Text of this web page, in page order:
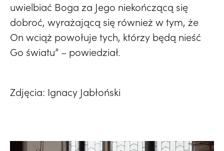
uwielbiać Boga za Jego niekończącą się
dobroć, wyrażającą się również w tym, że
On wciąż powołuje tych, którzy będą nieść
Go światu” – powiedział.
Zdjęcia: Ignacy Jabłoński